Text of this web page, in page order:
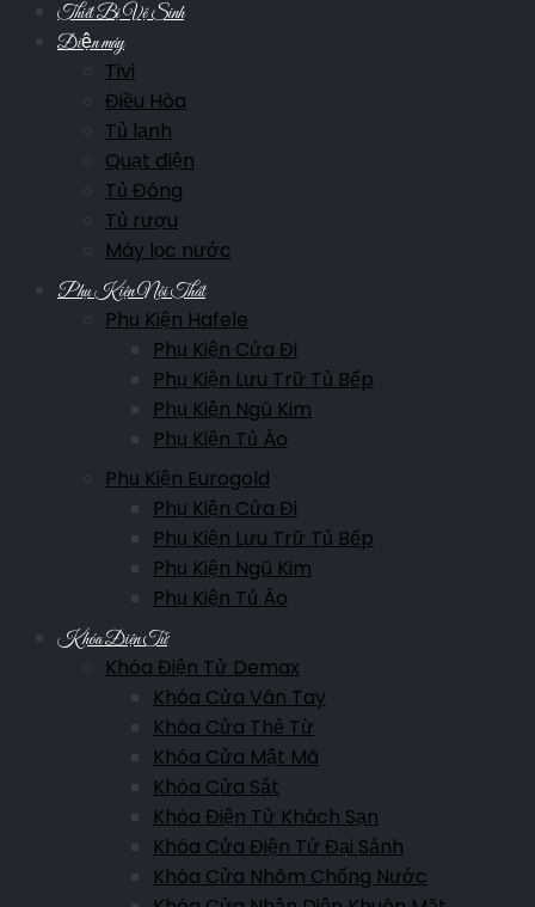
Thiết Bị Vệ Sinh
Điện máy
Tivi
Điều Hòa
Tủ lạnh
Quạt điện
Tủ Đông
Tủ rượu
Máy lọc nước
Phụ Kiện Nội Thất
Phụ Kiện Hafele
Phụ Kiện Cửa Đi
Phụ Kiện Lưu Trữ Tủ Bếp
Phụ Kiện Ngũ Kim
Phụ Kiện Tủ Áo
Phụ Kiện Eurogold
Phụ Kiện Cửa Đi
Phụ Kiện Lưu Trữ Tủ Bếp
Phụ Kiện Ngũ Kim
Phụ Kiện Tủ Áo
Khóa Điện Tử
Khóa Điện Tử Demax
Khóa Cửa Vân Tay
Khóa Cửa Thẻ Từ
Khóa Cửa Mật Mã
Khóa Cửa Sắt
Khóa Điện Tử Khách Sạn
Khóa Cửa Điện Tử Đại Sảnh
Khóa Cửa Nhôm Chống Nước